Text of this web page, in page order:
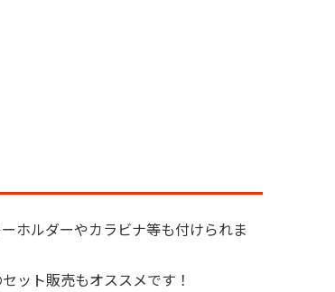
ホルダーやカラビナ等も付けられま
ット販売もオススメです！